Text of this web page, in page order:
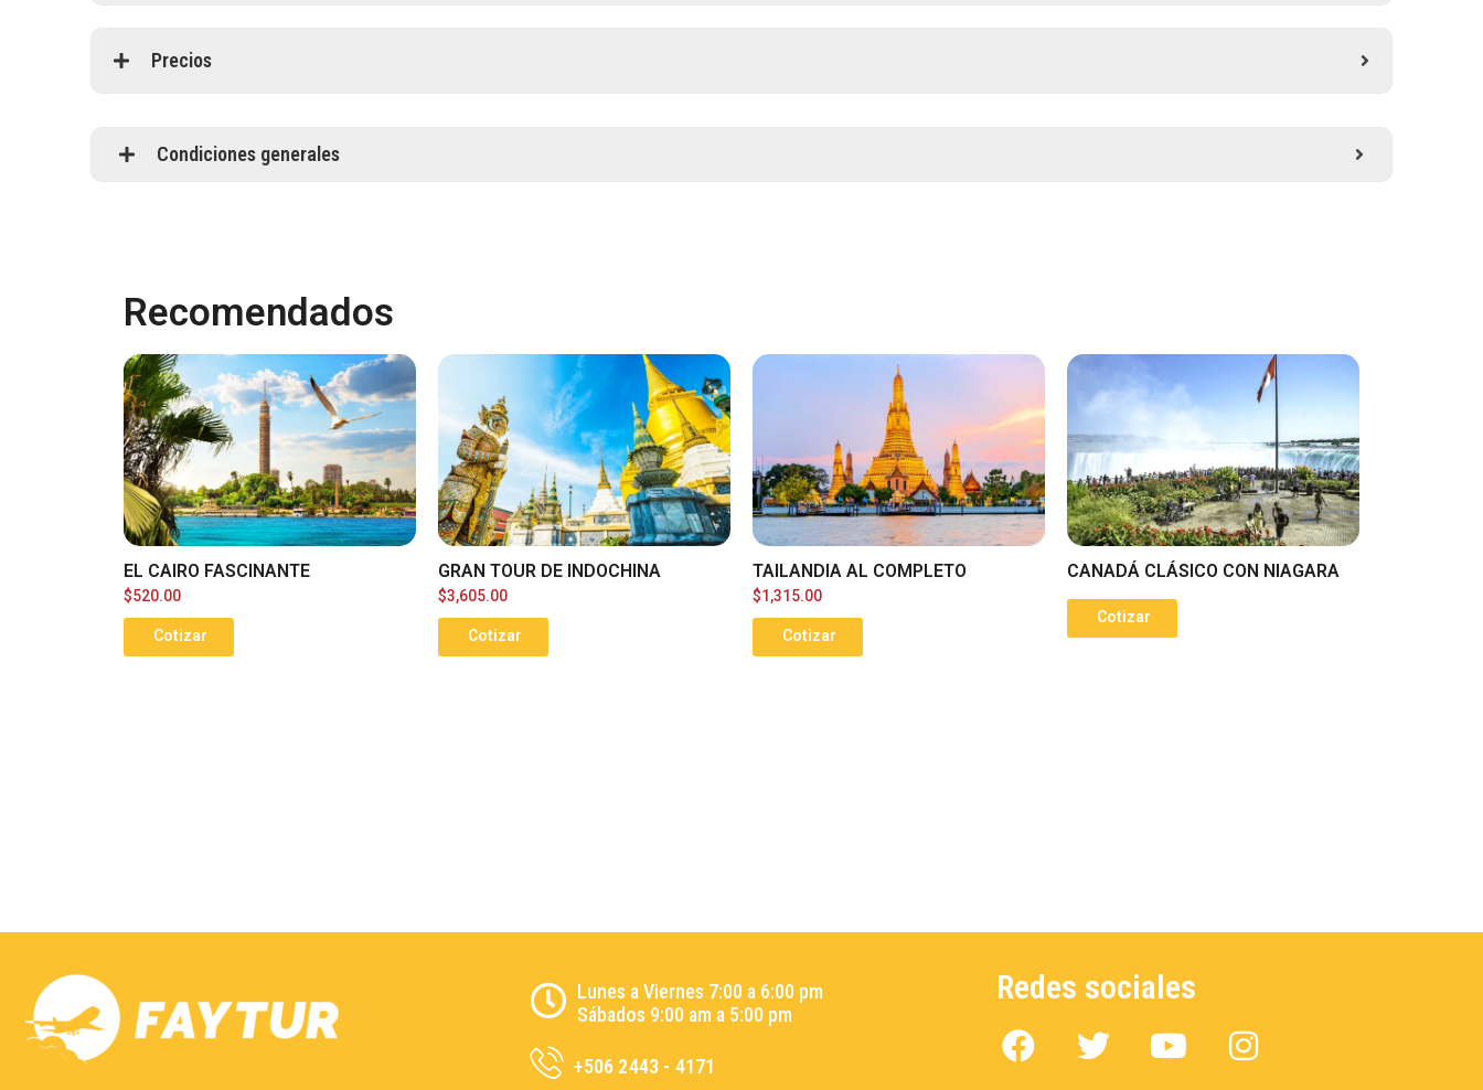
Precios
Condiciones generales
Recomendados
EL CAIRO FASCINANTE
$520.00
Cotizar
GRAN TOUR DE INDOCHINA
$3,605.00
Cotizar
TAILANDIA AL COMPLETO
$1,315.00
Cotizar
CANADÁ CLÁSICO CON NIAGARA
Cotizar
Lunes a Viernes 7:00 a 6:00 pm
Sábados 9:00 am a 5:00 pm
+506 2443 - 4171
Redes sociales